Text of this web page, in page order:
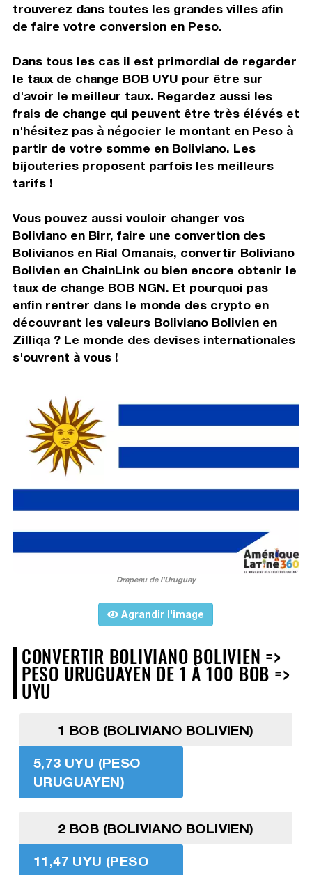
trouverez dans toutes les grandes villes afin
de faire votre conversion en Peso.
Dans tous les cas il est primordial de regarder
le taux de change BOB UYU pour être sur
d'avoir le meilleur taux. Regardez aussi les
frais de change qui peuvent être très élévés et
n'hésitez pas à négocier le montant en Peso à
partir de votre somme en Boliviano. Les
bijouteries proposent parfois les meilleurs
tarifs !
Vous pouvez aussi vouloir changer vos
Boliviano en Birr, faire une convertion des
Bolivianos en Rial Omanais, convertir Boliviano
Bolivien en ChainLink ou bien encore obtenir le
taux de change BOB NGN. Et pourquoi pas
enfin rentrer dans le monde des crypto en
découvrant les valeurs Boliviano Bolivien en
Zilliqa ? Le monde des devises internationales
s'ouvrent à vous !
Drapeau de l'Uruguay
Agrandir l'image
CONVERTIR BOLIVIANO BOLIVIEN =>
PESO URUGUAYEN DE 1 À 100 BOB =>
UYU
1 BOB (BOLIVIANO BOLIVIEN)
5,73 UYU (PESO
URUGUAYEN)
2 BOB (BOLIVIANO BOLIVIEN)
11,47 UYU (PESO